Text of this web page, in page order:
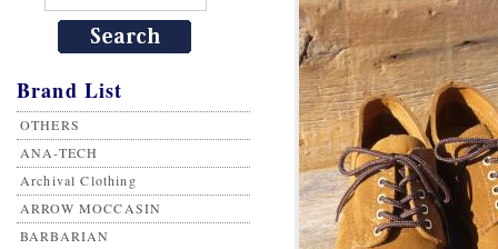
Brand List
OTHERS
ANA-TECH
Archival Clothing
ARROW MOCCASIN
BARBARIAN